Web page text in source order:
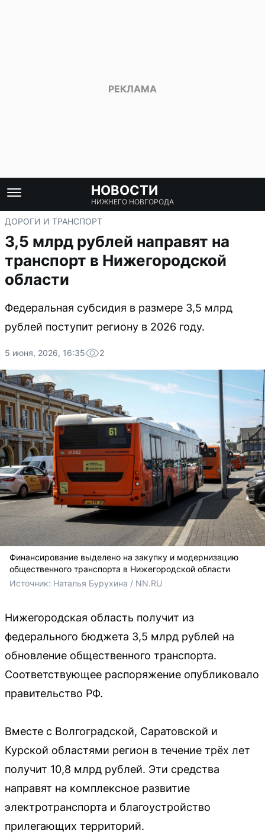
НОВОСТИ
НИЖНЕГО НОВГОРОДА
ДОРОГИ И ТРАНСПОРТ
3,5 млрд рублей направят на
транспорт в Нижегородской
области
Федеральная субсидия в размере 3,5 млрд
рублей поступит региону в 2026 году.
5 июня, 2026, 16:35 2
Финансирование выделено на закупку и модернизацию
общественного транспорта в Нижегородской области
Источник: Наталья Бурухина / NN.RU
Нижегородская область получит из
федерального бюджета 3,5 млрд рублей на
обновление общественного транспорта.
Соответствующее распоряжение опубликовало
правительство РФ.
Вместе с Волгоградской, Саратовской и
Курской областями регион в течение трёх лет
получит 10,8 млрд рублей. Эти средства
направят на комплексное развитие
электротранспорта и благоустройство
прилегающих территорий.